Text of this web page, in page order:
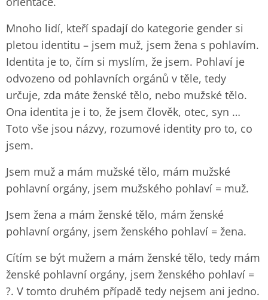
Mnoho lidí, kteří spadají do kategorie gender si
pletou identitu – jsem muž, jsem žena s pohlavím.
Identita je to, čím si myslím, že jsem. Pohlaví je
odvozeno od pohlavních orgánů v těle, tedy
určuje, zda máte ženské tělo, nebo mužské tělo.
Ona identita je i to, že jsem člověk, otec, syn …
Toto vše jsou názvy, rozumové identity pro to, co
jsem.
Jsem muž a mám mužské tělo, mám mužské
pohlavní orgány, jsem mužského pohlaví = muž.
Jsem žena a mám ženské tělo, mám ženské
pohlavní orgány, jsem ženského pohlaví = žena.
Cítím se být mužem a mám ženské tělo, tedy mám
ženské pohlavní orgány, jsem ženského pohlaví =
?. V tomto druhém případě tedy nejsem ani jedno.